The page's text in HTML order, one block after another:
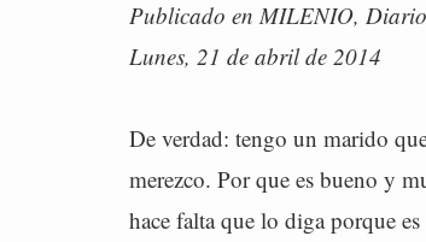
Publicado en MILENIO,
Lunes, 21 de abril de 2014
De verdad: tengo un marido
merezco. Por que es bueno y
hace falta que lo diga porque